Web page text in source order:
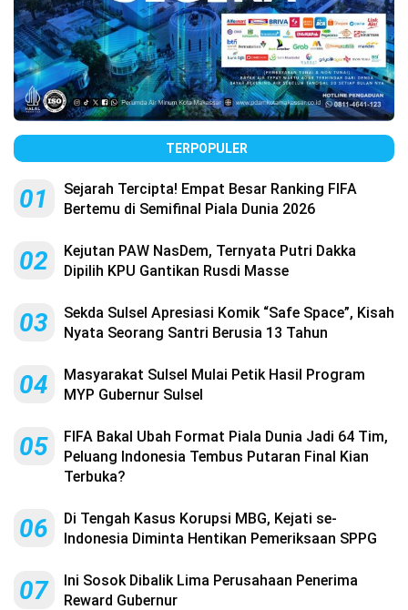
TERPOPULER
01
Sejarah Tercipta! Empat Besar Ranking FIFA
Bertemu di Semifinal Piala Dunia 2026
02
Kejutan PAW NasDem, Ternyata Putri Dakka
Dipilih KPU Gantikan Rusdi Masse
03
Sekda Sulsel Apresiasi Komik “Safe Space”, Kisah
Nyata Seorang Santri Berusia 13 Tahun
04
Masyarakat Sulsel Mulai Petik Hasil Program
MYP Gubernur Sulsel
05
FIFA Bakal Ubah Format Piala Dunia Jadi 64 Tim,
Peluang Indonesia Tembus Putaran Final Kian
Terbuka?
06
Di Tengah Kasus Korupsi MBG, Kejati se-
Indonesia Diminta Hentikan Pemeriksaan SPPG
07
Ini Sosok Dibalik Lima Perusahaan Penerima
Reward Gubernur